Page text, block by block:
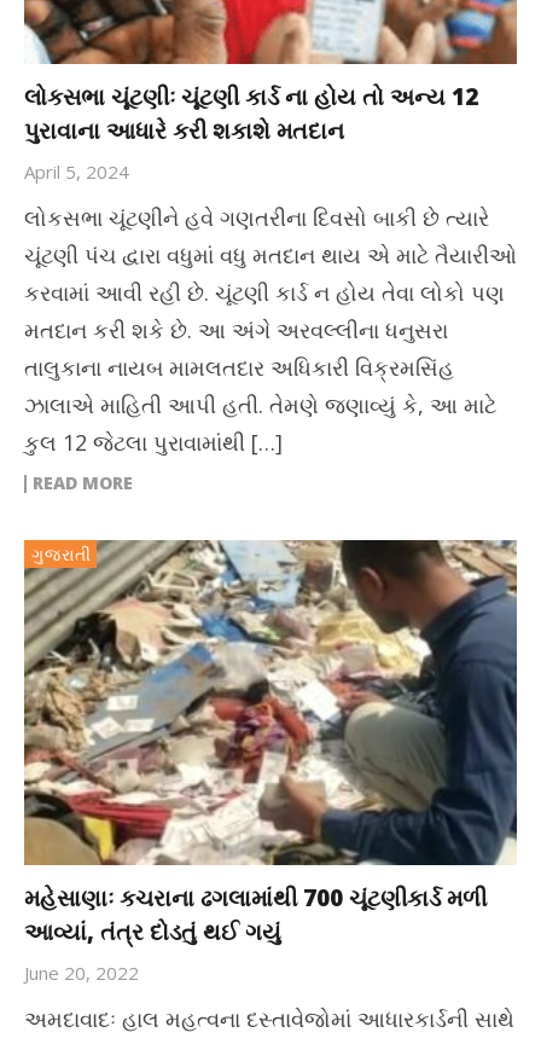
લોકસભા ચૂંટણીઃ ચૂંટણી કાર્ડ ના હોય તો અન્ય 12
પુરાવાના આધારે કરી શકાશે મતદાન
April 5, 2024
લોકસભા ચૂંટણીને હવે ગણતરીના દિવસો બાકી છે ત્યારે
ચૂંટણી પંચ દ્વારા વધુમાં વધુ મતદાન થાય એ માટે તૈયારીઓ
કરવામાં આવી રહી છે. ચૂંટણી કાર્ડ ન હોય તેવા લોકો પણ
મતદાન કરી શકે છે. આ અંગે અરવલ્લીના ધનુસરા
તાલુકાના નાયબ મામલતદાર અધિકારી વિક્રમસિંહ
ઝાલાએ માહિતી આપી હતી. તેમણે જણાવ્યું કે, આ માટે
કુલ 12 જેટલા પુરાવામાંથી […]
READ MORE
ગુજરાતી
મહેસાણાઃ કચરાના ઢગલામાંથી 700 ચૂંટણીકાર્ડ મળી
આવ્યાં, તંત્ર દોડતું થઈ ગયું
June 20, 2022
અમદાવાદઃ હાલ મહત્વના દસ્તાવેજોમાં આધારકાર્ડની સાથે